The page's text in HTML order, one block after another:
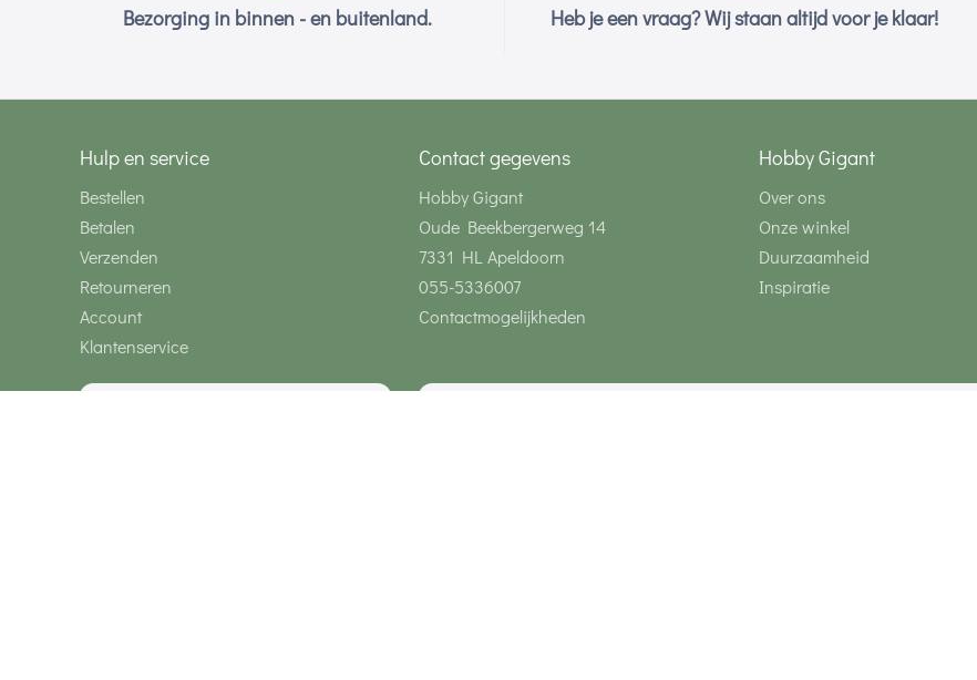
Bezorging in binnen - en buitenland. Heb je een vraag? Wij staan altijd voor je klaar!
Hulp en service
Bestellen
Betalen
Verzenden
Retourneren
Account
Klantenservice
Contact gegevens
Hobby Gigant
Oude Beekbergerweg 14
7331 HL Apeldoorn
055-5336007
Contactmogelijkheden
Hobby Gigant
Over ons
Onze winkel
Duurzaamheid
Inspiratie